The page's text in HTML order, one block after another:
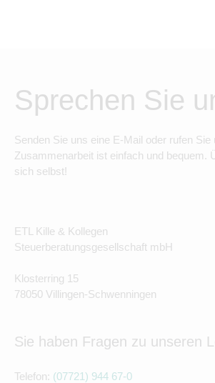
Sprechen Sie
Senden Sie uns eine E-Mail oder rufen Sie
Zusammenarbeit ist einfach und bequem.
sich selbst!
ETL Kille & Kollegen
Steuerberatungsgesellschaft mbH
Klosterring 15
78050 Villingen-Schwenningen
Sie haben Fragen zu unseren
Telefon: (07721) 944 67-0